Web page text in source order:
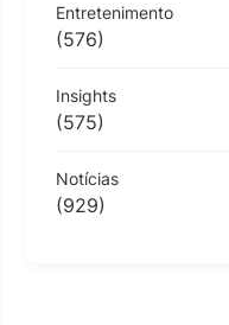
Entretenimento
(576)
Insights
(575)
Notícias
(929)